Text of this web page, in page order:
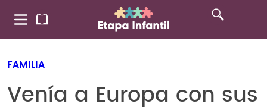
FAMILIA
Venía a Europa con sus